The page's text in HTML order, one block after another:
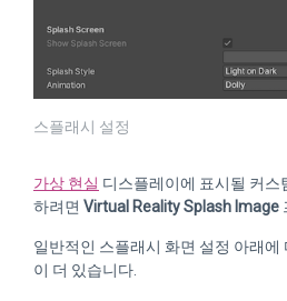
스플래시 설정
가상 현실 디스플레이에 표시될 커스
하려면 Virtual Reality Splash Image
일반적인 스플래시 화면 설정 아래에
이 더 있습니다.